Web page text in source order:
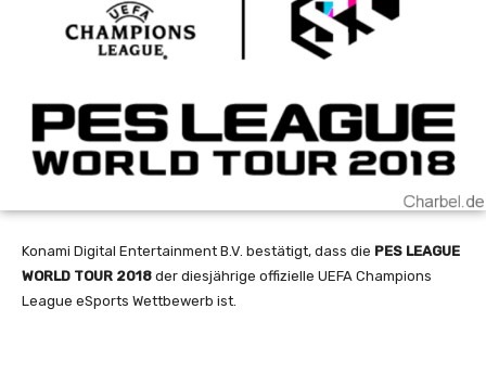
Konami Digital Entertainment B.V. bestätigt, dass die PES LEAGUE
WORLD TOUR 2018 der diesjährige offizielle UEFA Champions
League eSports Wettbewerb ist.